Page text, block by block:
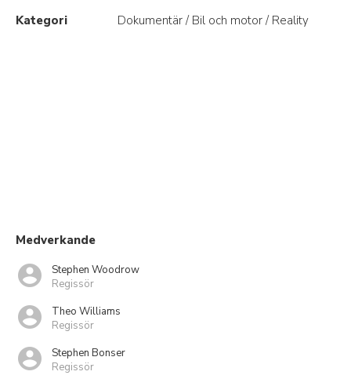
Kategori Dokumentär / Bil och motor / Reality
Medverkande
Stephen Woodrow
Regissör
Theo Williams
Regissör
Stephen Bonser
Regissör